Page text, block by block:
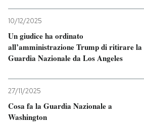
I MIEI PREFERITI
CALENDARIO
10/12/2025
Un giudice ha ordinato
all’amministrazione Trump di ritirare la
Guardia Nazionale da Los Angeles
27/11/2025
Cosa fa la Guardia Nazionale a
Washington